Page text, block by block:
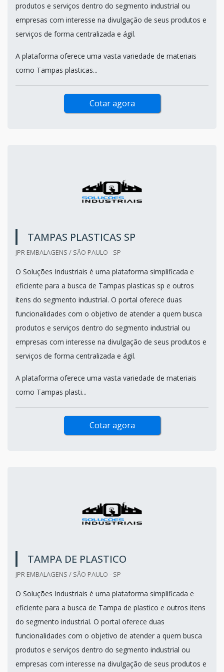
produtos e serviços dentro do segmento industrial ou
empresas com interesse na divulgação de seus produtos e
serviços de forma centralizada e ágil.
A plataforma oferece uma vasta variedade de materiais
como Tampas plasticas...
Cotar agora
TAMPAS PLASTICAS SP
JPR EMBALAGENS / SÃO PAULO - SP
O Soluções Industriais é uma plataforma simplificada e
eficiente para a busca de Tampas plasticas sp e outros
itens do segmento industrial. O portal oferece duas
funcionalidades com o objetivo de atender a quem busca
produtos e serviços dentro do segmento industrial ou
empresas com interesse na divulgação de seus produtos e
serviços de forma centralizada e ágil.
A plataforma oferece uma vasta variedade de materiais
como Tampas plasti...
Cotar agora
TAMPA DE PLASTICO
JPR EMBALAGENS / SÃO PAULO - SP
O Soluções Industriais é uma plataforma simplificada e
eficiente para a busca de Tampa de plastico e outros itens
do segmento industrial. O portal oferece duas
funcionalidades com o objetivo de atender a quem busca
produtos e serviços dentro do segmento industrial ou
empresas com interesse na divulgação de seus produtos e